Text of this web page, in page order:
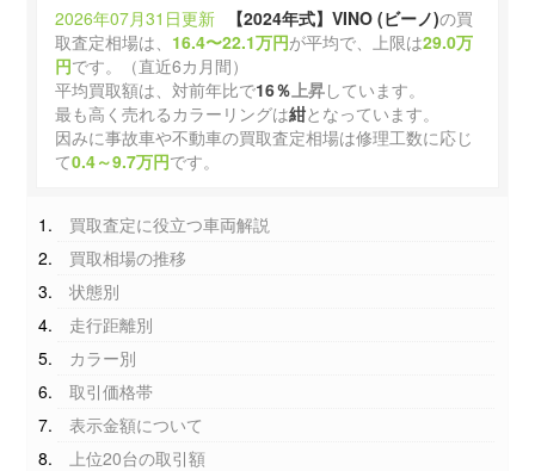
2026年07月31日更新 【2024年式】VINO (ビーノ)の買
取査定相場は、 16.4〜22.1万円が平均で、上限は29.0万
円です。（直近6カ月間）
平均買取額は、対前年比で16％ 上昇しています。
最も高く売れるカラーリングは紺となっています。
因みに事故車や不動車の買取査定相場は修理工数に応じ
て0.4～9.7万円です。
買取査定に役立つ車両解説
買取相場の推移
状態別
走行距離別
カラー別
取引価格帯
表示金額について
上位20台の取引額